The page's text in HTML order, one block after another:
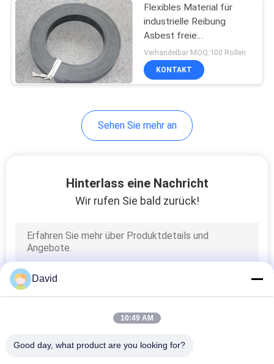
Flexibles Material für
industrielle Reibung
Asbest freie
Bremsschicht Rollen
geformt
Verhandelbar MOQ:100 Rollen
KONTAKT
Sehen Sie mehr an
Hinterlass eine Nachricht
Wir rufen Sie bald zurück!
David
10:49 AM
Good day, what product are you looking for?